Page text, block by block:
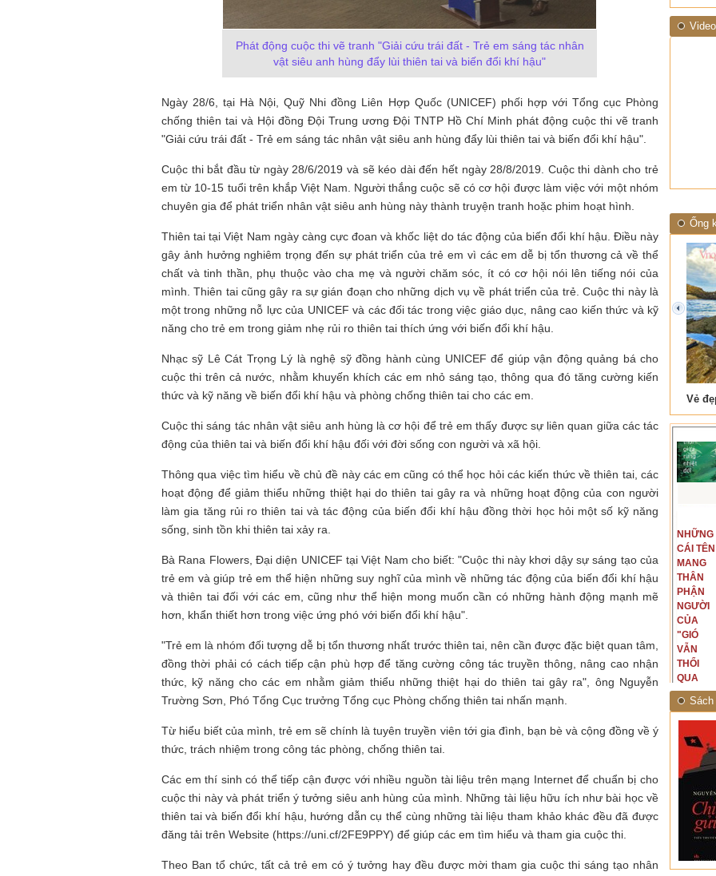
Phát động cuộc thi vẽ tranh "Giải cứu trái đất - Trẻ em sáng tác nhân
vật siêu anh hùng đẩy lùi thiên tai và biến đổi khí hậu"
Ngày 28/6, tại Hà Nội, Quỹ Nhi đồng Liên Hợp Quốc (UNICEF) phối hợp với Tổng cục Phòng
chống thiên tai và Hội đồng Đội Trung ương Đội TNTP Hồ Chí Minh phát động cuộc thi vẽ tranh
"Giải cứu trái đất - Trẻ em sáng tác nhân vật siêu anh hùng đẩy lùi thiên tai và biến đổi khí hậu".
Cuộc thi bắt đầu từ ngày 28/6/2019 và sẽ kéo dài đến hết ngày 28/8/2019. Cuộc thi dành cho trẻ
em từ 10-15 tuổi trên khắp Việt Nam. Người thắng cuộc sẽ có cơ hội được làm việc với một nhóm
chuyên gia để phát triển nhân vật siêu anh hùng này thành truyện tranh hoặc phim hoạt hình.
Thiên tai tại Việt Nam ngày càng cực đoan và khốc liệt do tác động của biến đổi khí hậu. Điều này
gây ảnh hưởng nghiêm trọng đến sự phát triển của trẻ em vì các em dễ bị tổn thương cả về thể
chất và tinh thần, phụ thuộc vào cha mẹ và người chăm sóc, ít có cơ hội nói lên tiếng nói của
mình. Thiên tai cũng gây ra sự gián đoạn cho những dịch vụ về phát triển của trẻ. Cuộc thi này là
một trong những nỗ lực của UNICEF và các đối tác trong việc giáo dục, nâng cao kiến thức và kỹ
năng cho trẻ em trong giảm nhẹ rủi ro thiên tai thích ứng với biến đổi khí hậu.
Nhạc sỹ Lê Cát Trọng Lý là nghệ sỹ đồng hành cùng UNICEF để giúp vận động quảng bá cho
cuộc thi trên cả nước, nhằm khuyến khích các em nhỏ sáng tạo, thông qua đó tăng cường kiến
thức và kỹ năng về biến đổi khí hậu và phòng chống thiên tai cho các em.
Cuộc thi sáng tác nhân vật siêu anh hùng là cơ hội để trẻ em thấy được sự liên quan giữa các tác
động của thiên tai và biến đổi khí hậu đối với đời sống con người và xã hội.
Thông qua việc tìm hiểu về chủ đề này các em cũng có thể học hỏi các kiến thức về thiên tai, các
hoạt động để giảm thiểu những thiệt hại do thiên tai gây ra và những hoạt động của con người
làm gia tăng rủi ro thiên tai và tác động của biến đổi khí hậu đồng thời học hỏi một số kỹ năng
sống, sinh tồn khi thiên tai xảy ra.
Bà Rana Flowers, Đại diện UNICEF tại Việt Nam cho biết: "Cuộc thi này khơi dậy sự sáng tạo của
trẻ em và giúp trẻ em thể hiện những suy nghĩ của mình về những tác động của biến đổi khí hậu
và thiên tai đối với các em, cũng như thể hiện mong muốn cần có những hành động mạnh mẽ
hơn, khẩn thiết hơn trong việc ứng phó với biến đổi khí hậu".
"Trẻ em là nhóm đối tượng dễ bị tổn thương nhất trước thiên tai, nên cần được đặc biệt quan tâm,
đồng thời phải có cách tiếp cận phù hợp để tăng cường công tác truyền thông, nâng cao nhận
thức, kỹ năng cho các em nhằm giảm thiểu những thiệt hại do thiên tai gây ra", ông Nguyễn
Trường Sơn, Phó Tổng Cục trưởng Tổng cục Phòng chống thiên tai nhấn mạnh.
Từ hiểu biết của mình, trẻ em sẽ chính là tuyên truyền viên tới gia đình, bạn bè và cộng đồng về ý
thức, trách nhiệm trong công tác phòng, chống thiên tai.
Các em thí sinh có thể tiếp cận được với nhiều nguồn tài liệu trên mạng Internet để chuẩn bị cho
cuộc thi này và phát triển ý tưởng siêu anh hùng của mình. Những tài liệu hữu ích như bài học về
thiên tai và biến đổi khí hậu, hướng dẫn cụ thể cùng những tài liệu tham khảo khác đều đã được
đăng tải trên Website (https://uni.cf/2FE9PPY) để giúp các em tìm hiểu và tham gia cuộc thi.
Theo Ban tổ chức, tất cả trẻ em có ý tưởng hay đều được mời tham gia cuộc thi sáng tạo nhân
Video
Ống
Mùa xanh Tam Cốc Lẫm liệt Hải Vân quan
prev
NHỮNG
TÔI GẶP,
NHỮNG
CHUYỆN
Tôi từng hình dung viết văn là
công việc của sự hư cấu, một
trí tưởng tượng, nơi nhà văn tự
do tạo hình mọi thứ theo ý mình...
(TRẦN THỊ TÚ NGỌC)
CỦA TÔI
LÀ
NHỮNG
NGƯỜI
ĐÃ PHẤT
HỒNG
THÁNG
TÁM
1945
Là người đi dọc biên giới phía
đoạn lịch sử đó... (PHẠM VÂN
ANH)
NHỮNG
CÁI TÊN
MANG
THÂN
PHẬN
NGƯỜI
CỦA
"GIÓ
VẪN
THỔI
QUA
RỪNG
NHIỆT
ĐỚI"